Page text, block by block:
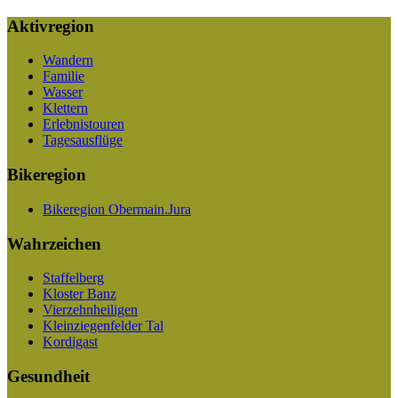
Aktivregion
Wandern
Familie
Wasser
Klettern
Erlebnistouren
Tagesausflüge
Bikeregion
Bikeregion Obermain.Jura
Wahrzeichen
Staffelberg
Kloster Banz
Vierzehnheiligen
Kleinziegenfelder Tal
Kordigast
Gesundheit